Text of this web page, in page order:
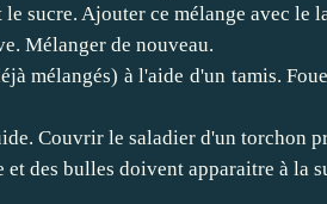
sucre. Ajouter ce mélange avec le
Mélanger de nouveau.
mélangés) à l'aide d'un tamis.
Couvrir le saladier d'un torchon
des bulles doivent apparaitre à la